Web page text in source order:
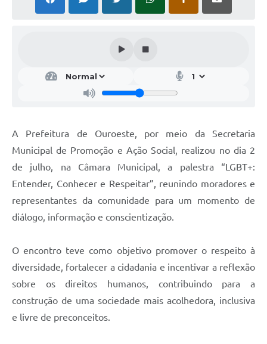
A Prefeitura de Ouroeste, por meio da Secretaria
Municipal de Promoção e Ação Social, realizou no dia 2
de julho, na Câmara Municipal, a palestra “LGBT+:
Entender, Conhecer e Respeitar”, reunindo moradores e
representantes da comunidade para um momento de
diálogo, informação e conscientização.
O encontro teve como objetivo promover o respeito à
diversidade, fortalecer a cidadania e incentivar a reflexão
sobre os direitos humanos, contribuindo para a
construção de uma sociedade mais acolhedora, inclusiva
e livre de preconceitos.